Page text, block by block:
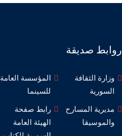
روابط صديقة
وزارة الثقافة
السورية
المؤسسة العامة
للسينما
مديرية المسارح
والموسيقا
رابط صفحة
الهيئة العامة